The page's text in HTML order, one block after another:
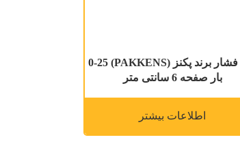
گیج فشار برند پکنز (PAKKENS) 0-25
بار صفحه 6 سانتی متر
اطلاعات بیشتر